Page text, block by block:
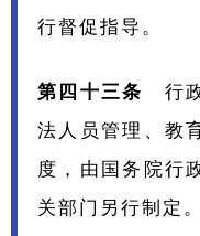
行督促指导。
第四十三条 行
法人员管理、教
度，由国务院行
关部门另行制定。